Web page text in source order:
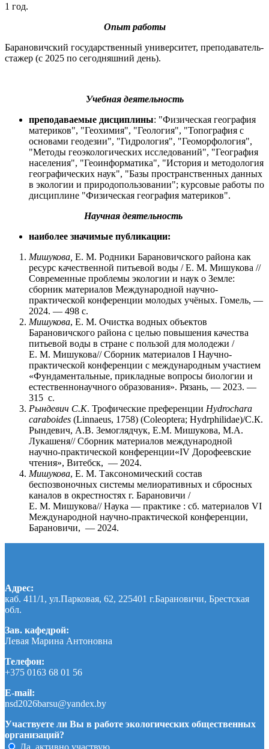
1 год.
Опыт работы
Барановичский государственный университет, преподаватель-
стажер (с 2025 по сегодняшний день).
Учебная деятельность
преподаваемые дисциплины: "Физическая география
материков", "Геохимия", "Геология", "Топография с
основами геодезии", "Гидрология", "Геоморфология",
"Методы геоэкологических исследований", "География
населения", "Геоинформатика", "История и методология
географических наук", "Базы пространственных данных
в экологии и природопользовании"; курсовые работы по
дисциплине "Физическая география материков".
Научная деятельность
наиболее значимые публикации:
Мишукова, Е. М. Родники Барановичского района как
ресурс качественной питьевой воды / Е. М. Мишукова //
Современные проблемы экологии и наук о Земле:
сборник материалов Международной научно-
практической конференции молодых учёных. Гомель, —
2024. — 498 с.
Мишукова, Е. М. Очистка водных объектов
Барановичского района с целью повышения качества
питьевой воды в стране с пользой для молодежи /
Е. М. Мишукова// Сборник материалов I Научно-
практической конференции с международным участием
«Фундаментальные, прикладные вопросы биологии и
естественнонаучного образования». Рязань, — 2023. —
315 с.
Рындевич С.К. Трофические преференции Hydrochara
caraboides (Linnaeus, 1758) (Coleoptera; Hydrphilidae)/С.К.
Рындевич, А.В. Земоглядчук, Е.М. Мишукова, М.А.
Лукашеня// Сборник материалов международной
научно-практической конференции«IV Дорофеевские
чтения», Витебск, — 2024.
Мишукова, Е. М. Таксономический состав
беспозвоночных системы мелиоративных и сбросных
каналов в окрестностях г. Барановичи /
Е. М. Мишукова// Наука — практике : сб. материалов VI
Международной научно-практической конференции,
Барановичи, — 2024.
Адрес:
каб. 411/1, ул.Парковая, 62, 225401 г.Барановичи, Брестская
обл.
Зав. кафедрой:
Левая Марина Антоновна
Телефон:
+375 0163 68 01 56
E-mail:
nsd2026barsu@yandex.by
Участвуете ли Вы в работе экологических общественных
организаций?
Да, активно участвую